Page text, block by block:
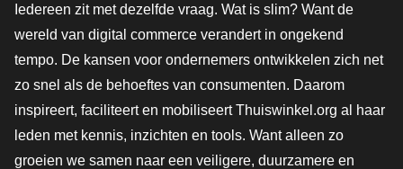
Iedereen zit met dezelfde vraag. Wat is slim? Want de
wereld van digital commerce verandert in ongekend
tempo. De kansen voor ondernemers ontwikkelen zich net
zo snel als de behoeftes van consumenten. Daarom
inspireert, faciliteert en mobiliseert Thuiswinkel.org al haar
leden met kennis, inzichten en tools. Want alleen zo
groeien we samen naar een veiligere, duurzamere en